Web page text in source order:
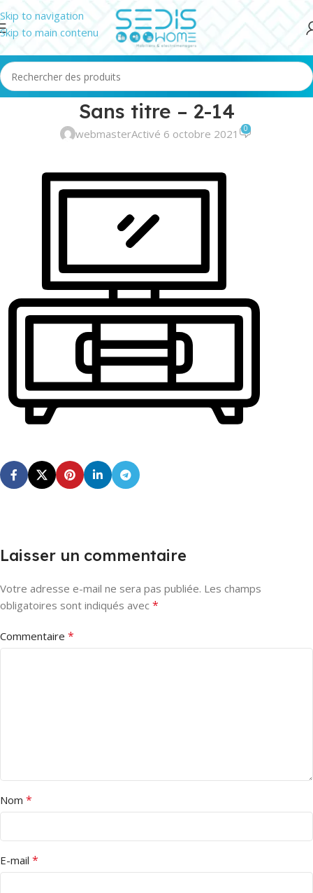
Skip to navigation
Skip to main contenu
Sans titre – 2-14
webmasterActivé 6 octobre 2021 0
Laisser un commentaire
Votre adresse e-mail ne sera pas publiée. Les champs
obligatoires sont indiqués avec *
Commentaire *
Nom *
E-mail *